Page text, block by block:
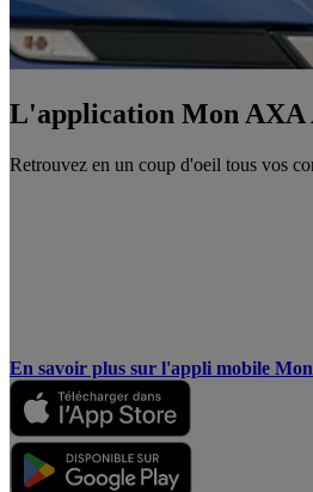
L'application Mon AXA
Retrouvez en un coup d'oeil tous vos
En savoir plus sur l'appli mobile